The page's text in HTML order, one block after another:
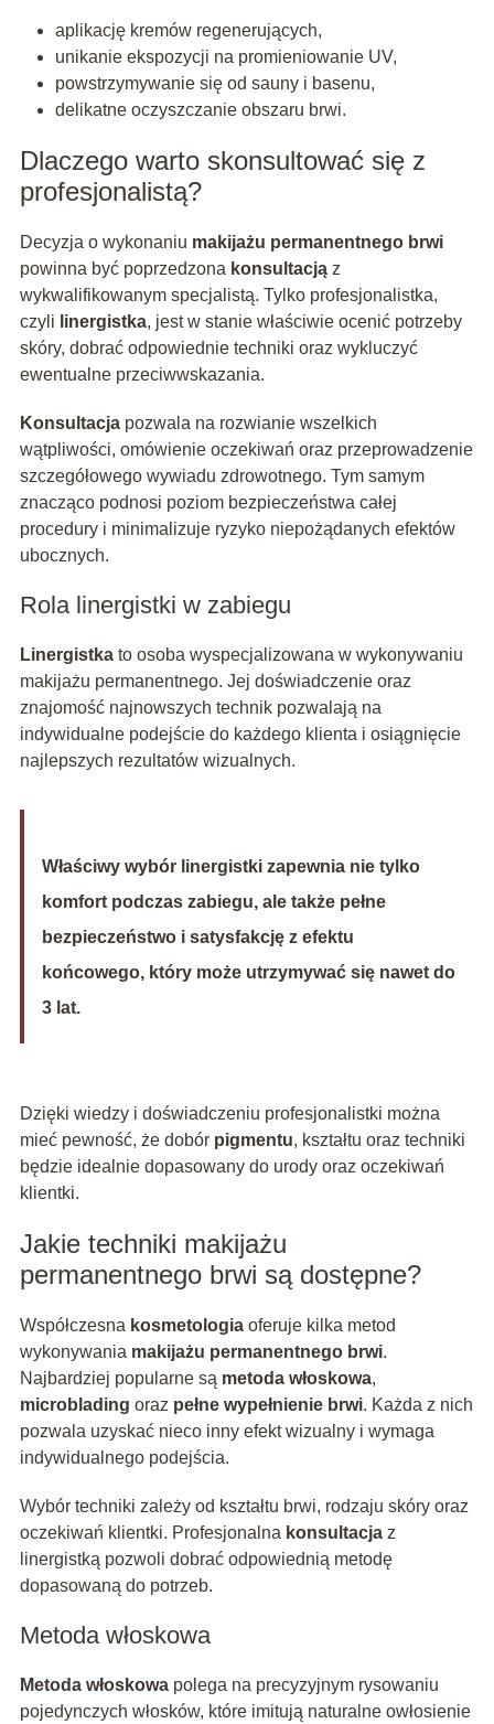
aplikację kremów regenerujących,
unikanie ekspozycji na promieniowanie UV,
powstrzymywanie się od sauny i basenu,
delikatne oczyszczanie obszaru brwi.
Dlaczego warto skonsultować się z
profesjonalistą?
Decyzja o wykonaniu makijażu permanentnego brwi
powinna być poprzedzona konsultacjąz
wykwalifikowanym specjalistą. Tylko profesjonalistka,
czyli linergistka, jest w stanie właściwie ocenić potrzeby
skóry, dobrać odpowiednie techniki oraz wykluczyć
ewentualne przeciwwskazania.
Konsultacjapozwala na rozwianie wszelkich
wątpliwości, omówienie oczekiwań oraz przeprowadzenie
szczegółowego wywiadu zdrowotnego. Tym samym
znacząco podnosi poziom bezpieczeństwa całej
procedury i minimalizuje ryzyko niepożądanych efektów
ubocznych.
Rola linergistki w zabiegu
Linergistkato osoba wyspecjalizowana w wykonywaniu
makijażu permanentnego. Jej doświadczenie oraz
znajomość najnowszych technik pozwalają na
indywidualne podejście do każdego klienta i osiągnięcie
najlepszych rezultatów wizualnych.
Właściwy wybór linergistki zapewnia nie tylko
komfort podczas zabiegu, ale także pełne
bezpieczeństwo i satysfakcję z efektu
końcowego, który może utrzymywać się nawet do
3 lat.
Dzięki wiedzy i doświadczeniu profesjonalistki można
mieć pewność, że dobór pigmentu, kształtu oraz techniki
będzie idealnie dopasowany do urody oraz oczekiwań
klientki.
Jakie techniki makijażu
permanentnego brwi są dostępne?
Współczesna kosmetologiaoferuje kilka metod
wykonywania makijażu permanentnego brwi.
Najbardziej popularne są metoda włoskowa,
microblading oraz pełne wypełnienie brwi. Każda z nich
pozwala uzyskać nieco inny efekt wizualny i wymaga
indywidualnego podejścia.
Wybór techniki zależy od kształtu brwi, rodzaju skóry oraz
oczekiwań klientki. Profesjonalna konsultacjaz
linergistką pozwoli dobrać odpowiednią metodę
dopasowaną do potrzeb.
Metoda włoskowa
Metoda włoskowapolega na precyzyjnym rysowaniu
pojedynczych włosków, które imitują naturalne owłosienie